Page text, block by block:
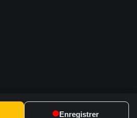
Enregistrer
2.228.1